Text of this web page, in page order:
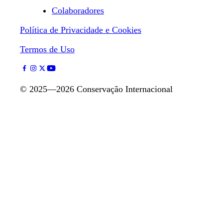
Colaboradores
Política de Privacidade e Cookies
Termos de Uso
© 2025—2026 Conservação Internacional